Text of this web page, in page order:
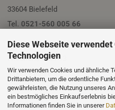
Diese Webseite
Technologien
Wir verwenden Cookies und ähnliche
Drittanbietern, um die ordentliche
gewährleisten, die Nutzung unseres
ein bestmögliches Einkaufserlebnis
Informationen finden Sie in unserer
33604 Bielefeld
Tel. 0521-560 005 66
FILIALE PADERBORN
Friedrichstraße 13
33102 Paderborn
Tel.05251-230 01